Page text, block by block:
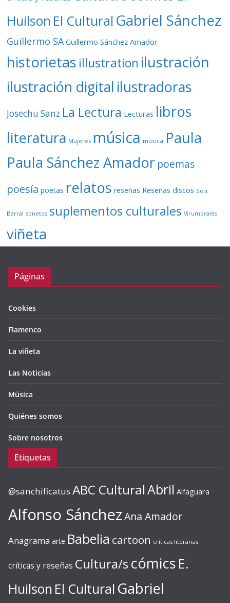
Huilson El Cultural Gabriel Sánchez
Guillermo SA Guillermo Sánchez Amador
historietas illustration ilustración
ilustración digital ilustradoras
Josechu Sanz La Lectura Lecturas libros
literatura Mujeres música música Paula
Paula Sánchez Amador poemas
poesía poetas relatos reseñas Reseñas discos Seix
Barral sonetos suplementos culturales Virumbrales
viñeta
Páginas
Cookies
Flamenco
La viñeta
Las Noticias
Música
Quiénes somos
Sobre nosotros
Etiquetas
@sanchificatus ABC CulturalAbril Alfaguara
Alfonso SánchezAna Amador
Anagrama arte Babelia cartoon críticas literarias
críticas y reseñas Cultura/s cómics E.
Huilson El Cultural Gabriel